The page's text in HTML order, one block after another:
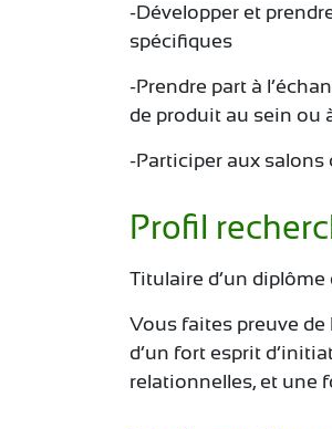
-Développer et
spécifiques
-Prendre part à
de produit au sein ou
-Participer aux
Profil
Titulaire d’un
Vous faites preuve de
d’un fort esprit
relationnelles, et une